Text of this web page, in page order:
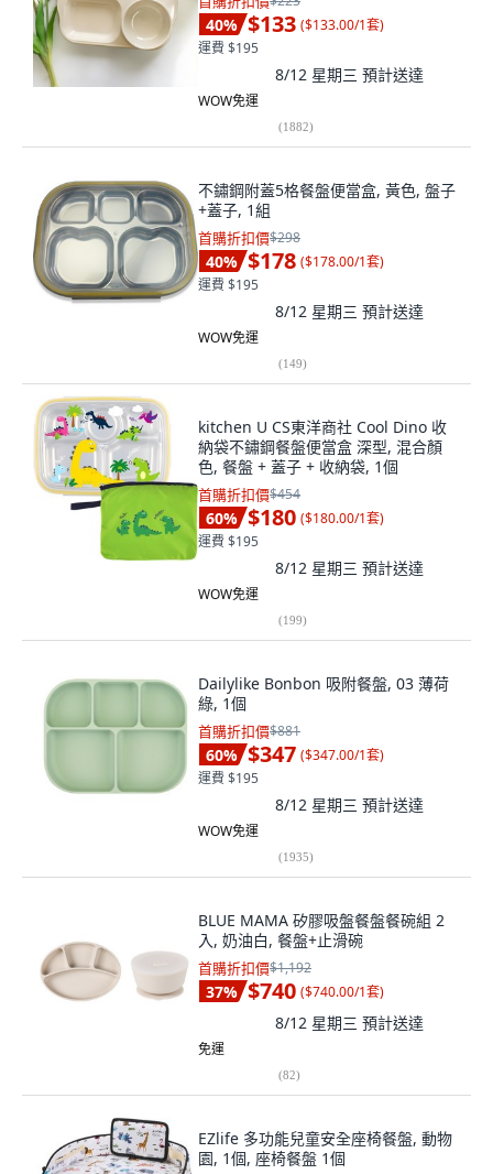
40% $133 ($133.00/1套)
運費 $195
8/12 星期三 預計送達
WOW免運
(1882)
不鏽鋼附蓋5格餐盤便當盒, 黃色, 盤子
+蓋子, 1組
首購折扣價$298
40% $178 ($178.00/1套)
運費 $195
8/12 星期三 預計送達
WOW免運
(149)
kitchen U CS東洋商社 Cool Dino 收
納袋不鏽鋼餐盤便當盒 深型, 混合顏
色, 餐盤 + 蓋子 + 收納袋, 1個
首購折扣價$454
60% $180 ($180.00/1套)
運費 $195
8/12 星期三 預計送達
WOW免運
(199)
Dailylike Bonbon 吸附餐盤, 03 薄荷
綠, 1個
首購折扣價$881
60% $347 ($347.00/1套)
運費 $195
8/12 星期三 預計送達
WOW免運
(1935)
BLUE MAMA 矽膠吸盤餐盤餐碗組 2
入, 奶油白, 餐盤+止滑碗
首購折扣價$1,192
37% $740 ($740.00/1套)
8/12 星期三 預計送達
免運
(82)
EZlife 多功能兒童安全座椅餐盤, 動物
園, 1個, 座椅餐盤 1個